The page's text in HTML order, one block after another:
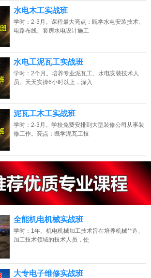
水电木工实战班
学时：2-3月。课程最大亮点：既学水电安装技术、
电路布线、套房水电设计施工
水电工泥瓦工实战班
学时：2个月。培养专业泥瓦工、水电安装技术人
员。天天实操6小时以上，深入
泥瓦工木工实战班
学时：2-3月。学校免费安排到大型装修公司从事装
修工作。亮点：既学泥瓦工技
话：13807313137
全能机电机械实战班
学时：1年。机电机械加工技术旨在培养机械**造、
加工技术领域的技术人员，使
大专电子维修实战班